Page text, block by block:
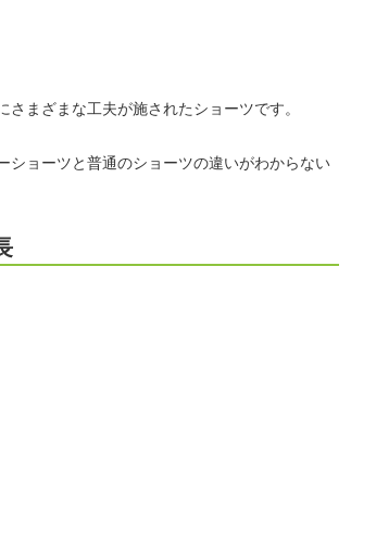
まざまな工夫が施されたショーツです。
ショーツと普通のショーツの違いがわからない